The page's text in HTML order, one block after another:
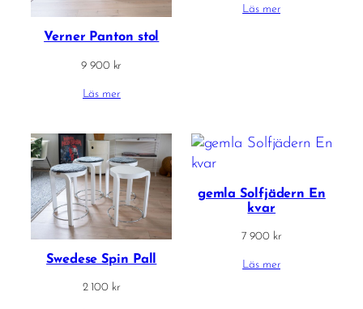
Verner Panton stol
9 900 kr
Läs mer
priset
Läs mer
Swedese Spin Pall
2 100 kr
gemla Solfjädern En
kvar
7 900 kr
Läs mer